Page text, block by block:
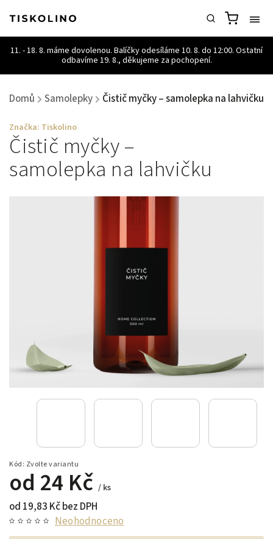
Domů / Samolepky / Čistič myčky – samolepka na lahvičku
Čistič myčky –
samolepka na lahvičku
Kód: Zvolte variantu
od 24 Kč / ks
od 19,83 Kčbez DPH
Neohodnoceno
Značka: Tiskolino